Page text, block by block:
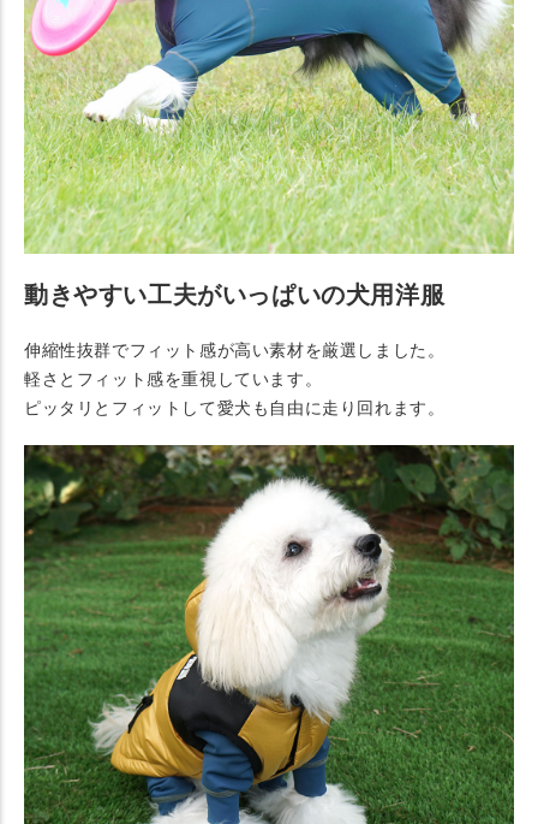
動きやすい工夫がいっぱいの犬用洋服
伸縮性抜群でフィット感が高い素材を厳選しました。
軽さとフィット感を重視しています。
ピッタリとフィットして愛犬も自由に走り回れます。